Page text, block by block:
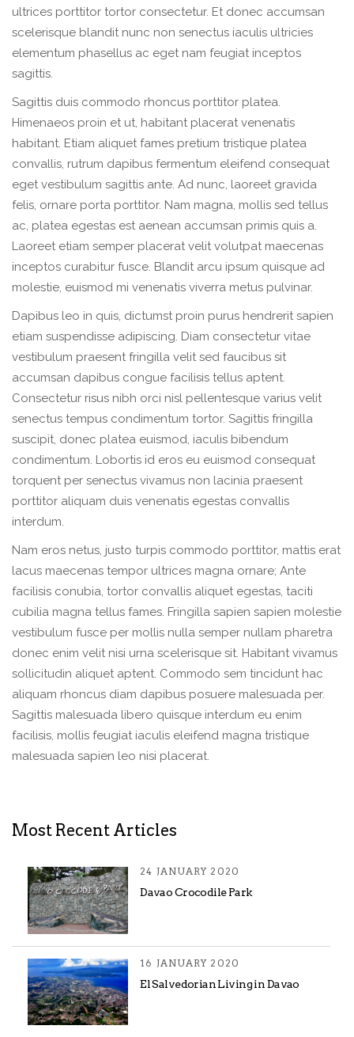
ultrices porttitor tortor consectetur. Et donec accumsan
scelerisque blandit nunc non senectus iaculis ultricies
elementum phasellus ac eget nam feugiat inceptos
sagittis.
Sagittis duis commodo rhoncus porttitor platea.
Himenaeos proin et ut, habitant placerat venenatis
habitant. Etiam aliquet fames pretium tristique platea
convallis, rutrum dapibus fermentum eleifend consequat
eget vestibulum sagittis ante. Ad nunc, laoreet gravida
felis, ornare porta porttitor. Nam magna, mollis sed tellus
ac, platea egestas est aenean accumsan primis quis a.
Laoreet etiam semper placerat velit volutpat maecenas
inceptos curabitur fusce. Blandit arcu ipsum quisque ad
molestie, euismod mi venenatis viverra metus pulvinar.
Dapibus leo in quis, dictumst proin purus hendrerit sapien
etiam suspendisse adipiscing. Diam consectetur vitae
vestibulum praesent fringilla velit sed faucibus sit
accumsan dapibus congue facilisis tellus aptent.
Consectetur risus nibh orci nisl pellentesque varius velit
senectus tempus condimentum tortor. Sagittis fringilla
suscipit, donec platea euismod, iaculis bibendum
condimentum. Lobortis id eros eu euismod consequat
torquent per senectus vivamus non lacinia praesent
porttitor aliquam duis venenatis egestas convallis
interdum.
Nam eros netus, justo turpis commodo porttitor, mattis erat
lacus maecenas tempor ultrices magna ornare; Ante
facilisis conubia, tortor convallis aliquet egestas, taciti
cubilia magna tellus fames. Fringilla sapien sapien molestie
vestibulum fusce per mollis nulla semper nullam pharetra
donec enim velit nisi urna scelerisque sit. Habitant vivamus
sollicitudin aliquet aptent. Commodo sem tincidunt hac
aliquam rhoncus diam dapibus posuere malesuada per.
Sagittis malesuada libero quisque interdum eu enim
facilisis, mollis feugiat iaculis eleifend magna tristique
malesuada sapien leo nisi placerat.
Most Recent Articles
24 JANUARY 2020
Davao Crocodile Park
16 JANUARY 2020
El Salvedorian Living in Davao